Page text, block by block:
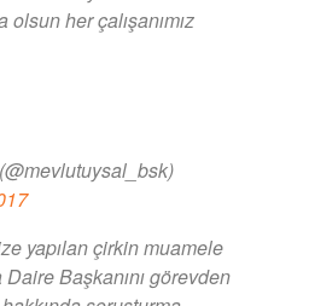
olsun her çalışanımız
yapılan çirkin muamele
Başkanını görevden